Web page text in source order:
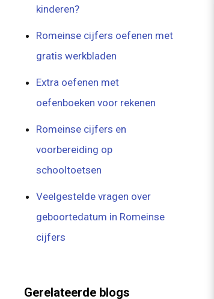
kinderen?
Romeinse cijfers oefenen met
gratis werkbladen
Extra oefenen met
oefenboeken voor rekenen
Romeinse cijfers en
voorbereiding op
schooltoetsen
Veelgestelde vragen over
geboortedatum in Romeinse
cijfers
Gerelateerde blogs